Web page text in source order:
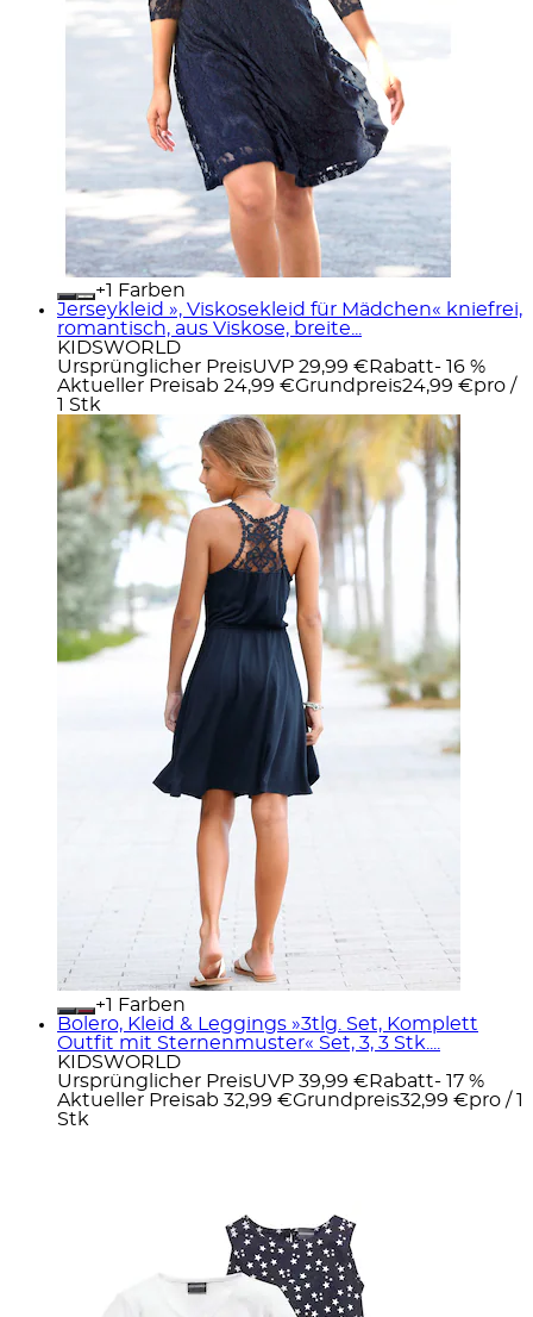
+
Farben
Jerseykleid », Viskosekleid für Mädchen« kniefrei,
romantisch, aus Viskose, breite...
KIDSWORLD
Ursprünglicher PreisUVP 29,99 € Rabatt- 16 %
Aktueller Preisab 24,99 €Grundpreis24,99 €pro /
1 Stk
+
Farben
Bolero, Kleid & Leggings »3tlg. Set, Komplett
Outfit mit Sternenmuster« Set, 3, 3 Stk....
KIDSWORLD
Ursprünglicher PreisUVP 39,99 € Rabatt- 17 %
Aktueller Preisab 32,99 €Grundpreis32,99 €pro / 1
Stk